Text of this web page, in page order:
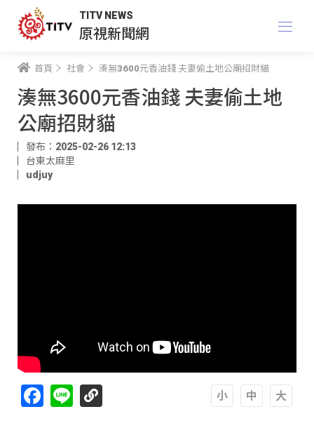
TITV NEWS
原視新聞網
首頁 社會 湊無3600元香油錢 夫妻偷土地公廟招財貓
湊無3600元香油錢 夫妻偷土地
公廟招財貓
發布：2025-02-26 12:13
台東太麻里
udjuy
Facebook
Line